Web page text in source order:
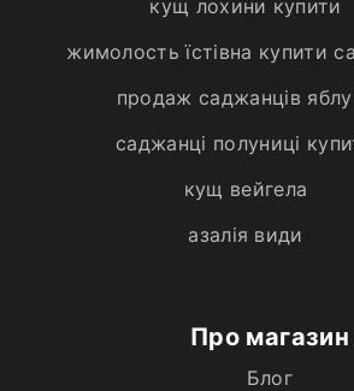
кущ лохини купити
жимолость їстівна купити
продаж саджанців
саджанці полуниці
кущ вейгела
азалія види
Про магазин
Блог